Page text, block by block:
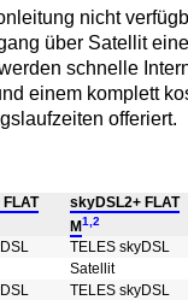
nicht
über Satellit
schnelle
einem komplett
offeriert.
skyDSL2+ FLAT
M1,2
TELES skyDSL
Satellit
TELES skyDSL